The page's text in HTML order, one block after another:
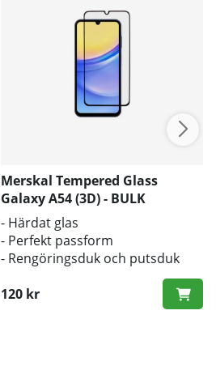
Merskal Tempered Glass
Galaxy A54 (3D) - BULK
- Härdat glas
- Perfekt passform
- Rengöringsduk och putsduk
120 kr